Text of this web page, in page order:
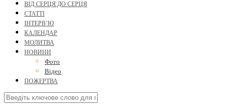
ВІД СЕРЦЯ ДО СЕРЦЯ
СТАТТІ
ІНТЕРВ’Ю
КАЛЕНДАР
МОЛИТВА
НОВИНИ
Фото
Відео
ПОЖЕРТВА